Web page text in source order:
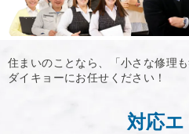
住まいのことなら、「小さな修理
ダイキョーにお任せください！
対応